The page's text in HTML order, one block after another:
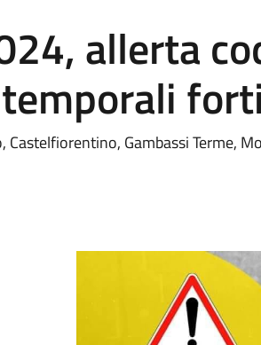
allerta
forti
Castelfiorentino, Gambassi Terme,